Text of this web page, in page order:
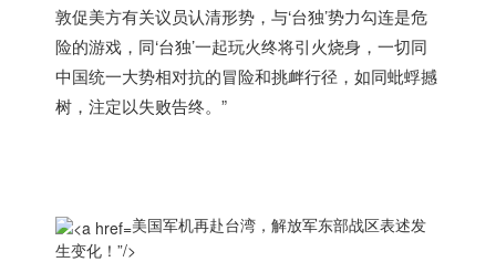
敦促美方有关议员‍‍认清形势‍‍，与‘台独’势力勾连是危
险的游戏，‍‍同‘台独’一起玩火终将引火烧身，‍‍一切同
中国统一大势相对抗的冒险和挑衅行径，‍‍如同蚍蜉撼
树‍，‍注定以失败告终。”
美国军机再赴台湾，解放军东部战区表述发
生变化！”/>